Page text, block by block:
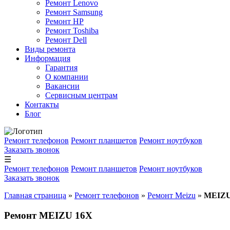
Ремонт Lenovo
Ремонт Samsung
Ремонт HP
Ремонт Toshiba
Ремонт Dell
Виды ремонта
Информация
Гарантия
О компании
Вакансии
Сервисным центрам
Контакты
Блог
Ремонт телефонов Ремонт планшетов Ремонт ноутбуков
Заказать звонок
☰
Ремонт телефонов Ремонт планшетов Ремонт ноутбуков
Заказать звонок
Главная страница » Ремонт телефонов » Ремонт Meizu »
Ремонт MEIZU 16X